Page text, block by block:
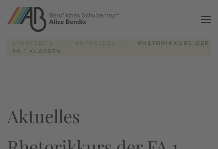
Zum Hauptinhalt springen
RHETORIKKURS DER
FA 1 KLASSEN
Aktuelles